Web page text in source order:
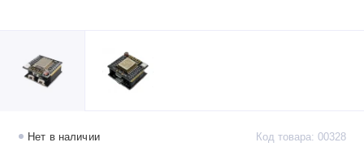
Нет в наличии Код товара: 00328